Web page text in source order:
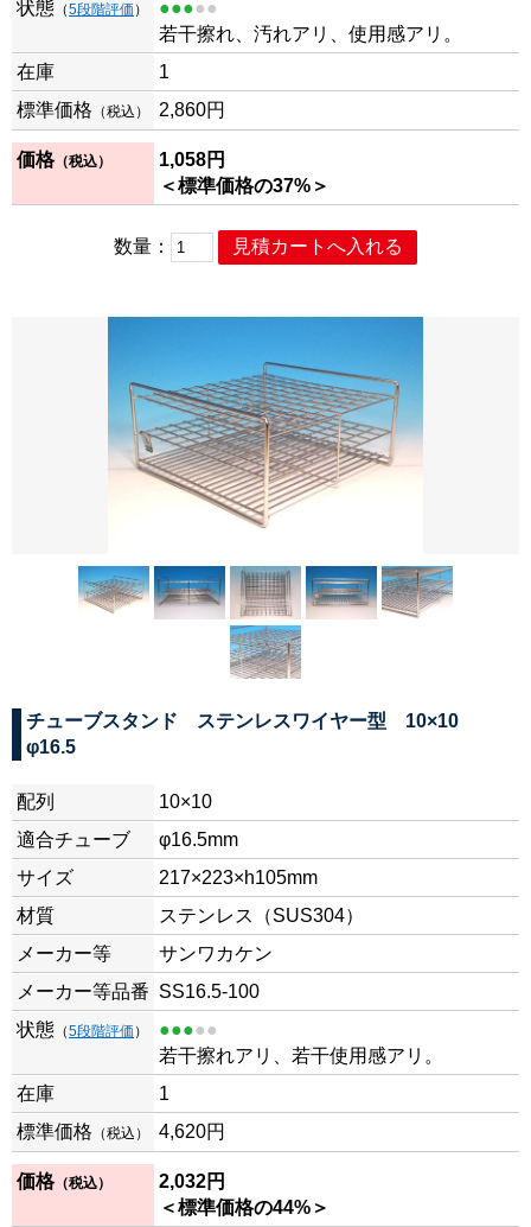
状態 （5段階評価 ） ●●●●●
若干擦れ、汚れアリ、使用感アリ。
在庫
1
標準価格 （税込） 2,860円
価格（税込） 1,058円
＜標準価格の37%＞
数量：
チューブスタンド ステンレスワイヤー型 10×10
φ16.5
配列
10×10
適合チューブ
φ16.5mm
サイズ
217×223×h105mm
材質
ステンレス（SUS304）
メーカー等
サンワカケン
メーカー等品番 SS16.5-100
状態 （5段階評価 ） ●●●●●
若干擦れアリ、若干使用感アリ。
在庫
1
標準価格 （税込） 4,620円
価格（税込） 2,032円
＜標準価格の44%＞